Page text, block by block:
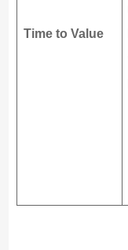
Time to Value